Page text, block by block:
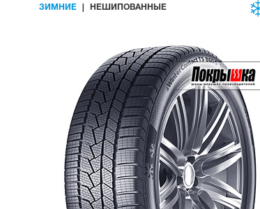
ЗИМНИЕ НЕШИПОВАННЫЕ